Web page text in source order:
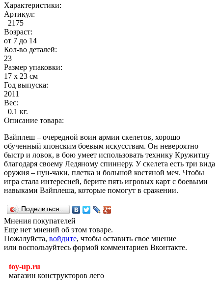
Характеристики:
Артикул:
2175
Возраст:
от 7 до 14
Кол-во деталей:
23
Размер упаковки:
17 х 23 см
Год выпуска:
2011
Вес:
0.1 кг.
Описание товара:
Вайплеш – очередной воин армии скелетов, хорошо
обученный японским боевым искусствам. Он невероятно
быстр и ловок, в бою умеет использовать технику Кружитцу
благодаря своему Ледяному спиннеру. У скелета есть три вида
оружия – нун-чаки, плетка и большой костяной меч. Чтобы
игра стала интересней, берите пять игровых карт с боевыми
навыками Вайплеша, которые помогут в сражении.
Поделиться…
Мнения покупателей
Еще нет мнений об этом товаре.
Пожалуйста, войдите, чтобы оставить свое мнение
или воспользуйтесь формой комментариев Вконтакте.
toy-up.ru
магазин конструкторов лего